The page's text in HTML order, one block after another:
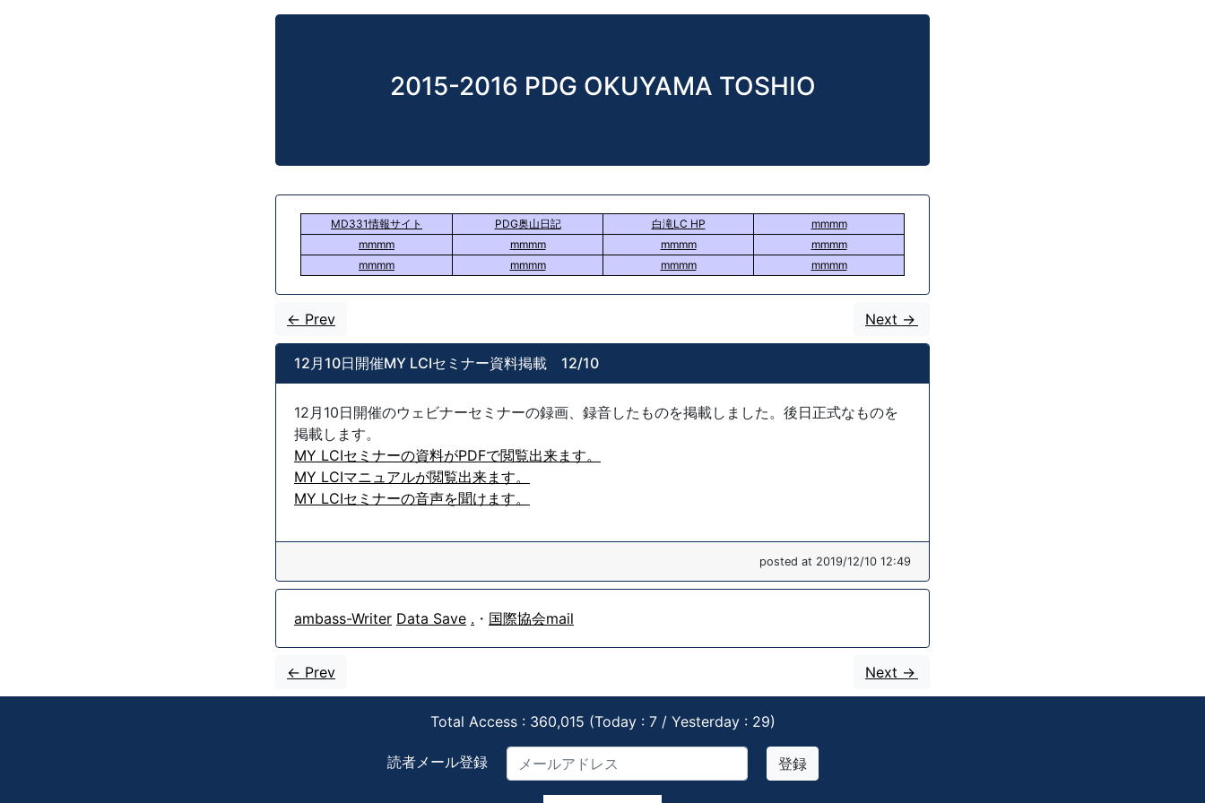
2015-2016 PDG OKUYAMA TOSHIO
MD331情報サイト PDG奥山日記 白滝LC HP
mmmm
mmmm
mmmm mmmm
mmmm
mmmm
mmmm mmmm mmmm
<- Prev Next ->
12月10日開催MY LCIセミナー資料掲載 12/10
12月10日開催のウェビナーセミナーの録画、録音したものを掲載しました。後日正式なものを
掲載します。
MY LCIセミナーの資料がPDFで閲覧出来ます。
MY LCIマニュアルが閲覧出来ます。
MY LCIセミナーの音声を聞けます。
posted at 2019/12/10 12:49
ambass-Writer Data Save . ・ 国際協会mail
<- Prev Next ->
Total Access : 360,015 (Today : 7 / Yesterday : 29)
読者メール登録 登録